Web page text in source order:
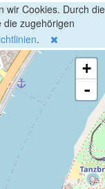
wir Cookies. Durch die
die zugehörigen
.
+
-